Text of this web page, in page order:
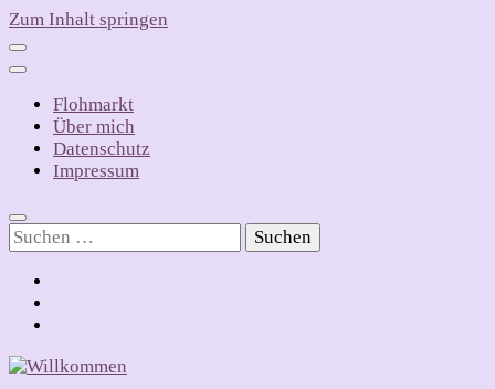
Zum Inhalt springen
Flohmarkt
Über mich
Datenschutz
Impressum
Suchen
nach: